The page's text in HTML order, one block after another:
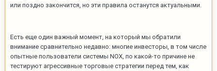
или поздно закончится, но эти правила останутся актуальными.
Есть еще один важный момент, на который мы обратили
внимание сравнительно недавно: многие инвесторы, в том числе
опытные пользователи системы NOX, по какой-то причине не
тестируют агрессивные торговые стратегии перед тем, как